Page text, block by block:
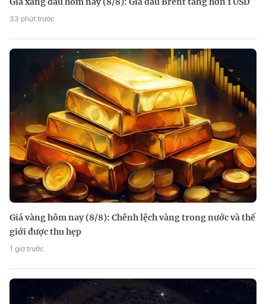
33 phút trước
Giá vàng hôm nay (8/8): Chênh lệch vàng trong nước và thế
giới được thu hẹp
1 giờ trước